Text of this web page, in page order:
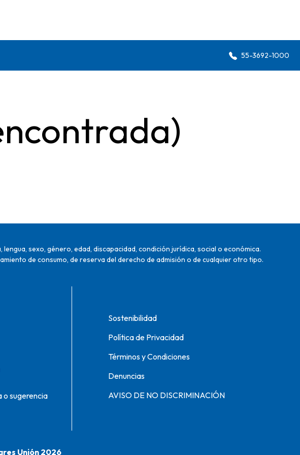
55-3692-1000
sexo, género, edad, discapacidad, condición jurídica, social o económica.
de consumo, de reserva del derecho de admisión o de cualquier otro tipo.
o sugerencia
Sostenibilidad
Política de Privacidad
Términos y Condiciones
Denuncias
AVISO DE NO DISCRIMINACIÓN
Unión 2026